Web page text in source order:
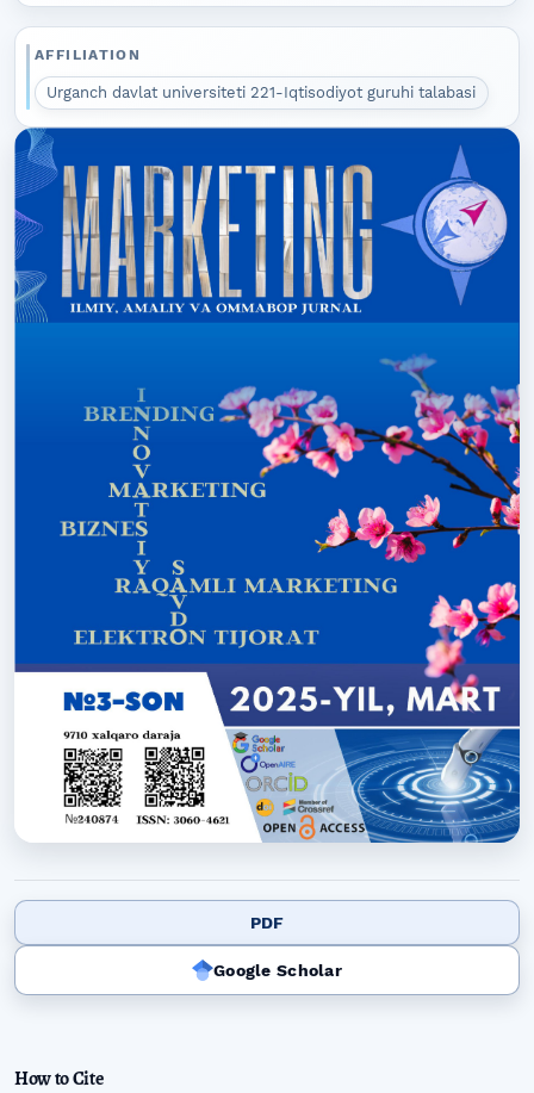
AFFILIATION
Urganch davlat universiteti 221-Iqtisodiyot guruhi talabasi
PDF
Google Scholar
How to Cite